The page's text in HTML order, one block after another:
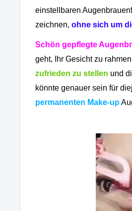
einstellbaren
zeichnen, ohne sich um
Schön gepflegte
geht, Ihr Gesicht zu
zufrieden zu stellen und
könnte genauer sein für
permanenten Make-up